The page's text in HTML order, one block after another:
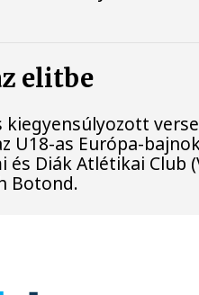
elitbe
kiegyensúlyozott
U18-as Európa-
és Diák Atlétikai Club
Botond.